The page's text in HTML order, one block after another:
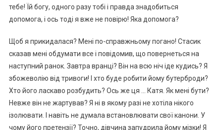
тебе! Їй богу, одного разу тобі і правда знадобиться
допомога, і ось тоді я вже не повірю! Яка допомога?
Щоб я прикидалася? Мені по-справжньому погано! Стасик
сказав мені обдумати все і повідомив, що повернеться на
наступний ранок. Завтра вранці? Він на всю ніч іде кудись? Я
збожеволію від тривоги! І хто буде робити йому бутерброди?
Хто його ласкаво розбудить? Ось же ця … Катя. Як мені бути?
Невже він не жартував? Я ні в якому разі не хотіла нікого
ізолювати. І навіть не думала встановлювати свої канони. У
чому його претензії? Точно, дівчина запудрила йому мізки! Я